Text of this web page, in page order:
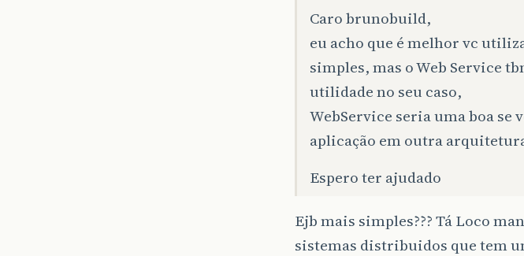
Caro brunobuild,
eu acho que é melhor vc
simples, mas o Web Service
utilidade no seu caso,
WebService seria uma boa se
aplicação em outra
Espero ter ajudado
Ejb mais simples??? Tá Loco
sistemas distribuidos que tem